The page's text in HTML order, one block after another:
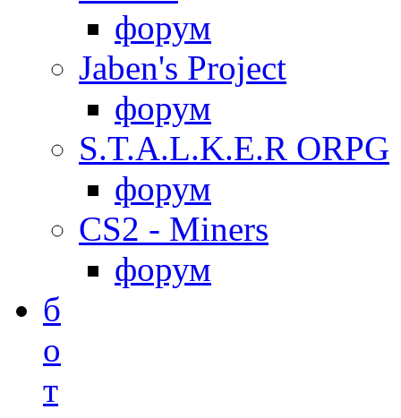
форум
Jaben's Project
форум
S.T.A.L.K.E.R ORPG
форум
CS2 - Miners
форум
б
о
т